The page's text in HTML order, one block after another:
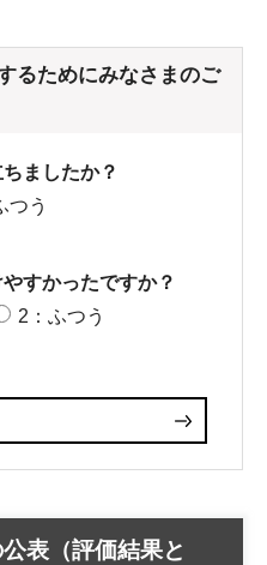
るためにみなさまのご
ましたか？
つう
すかったですか？
2：ふつう
表（評価結果と